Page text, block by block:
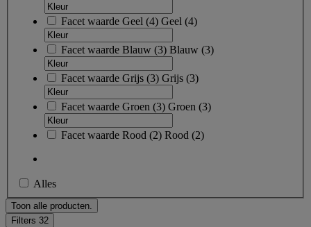
Facet waarde Geel (4) Geel (4)
Facet waarde Blauw (3) Blauw (3)
Facet waarde Grijs (3) Grijs (3)
Facet waarde Groen (3) Groen (3)
Facet waarde Rood (2) Rood (2)
Alles
Toon alle producten.
Filters 32